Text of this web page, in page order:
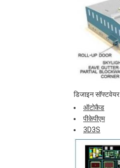
डिजाइन सॉफ्टवेयर
ऑटोकैड
पीकेपीएम
3D3S